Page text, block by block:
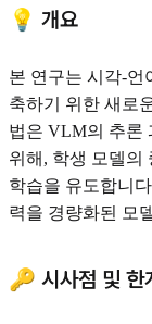
💡 개요
본 연구는 시각-
축하기 위한 새로
법은 VLM의 추론
위해, 학생 모델의
학습을 유도합니
력을 경량화된 모
🔑 시사점 및 한